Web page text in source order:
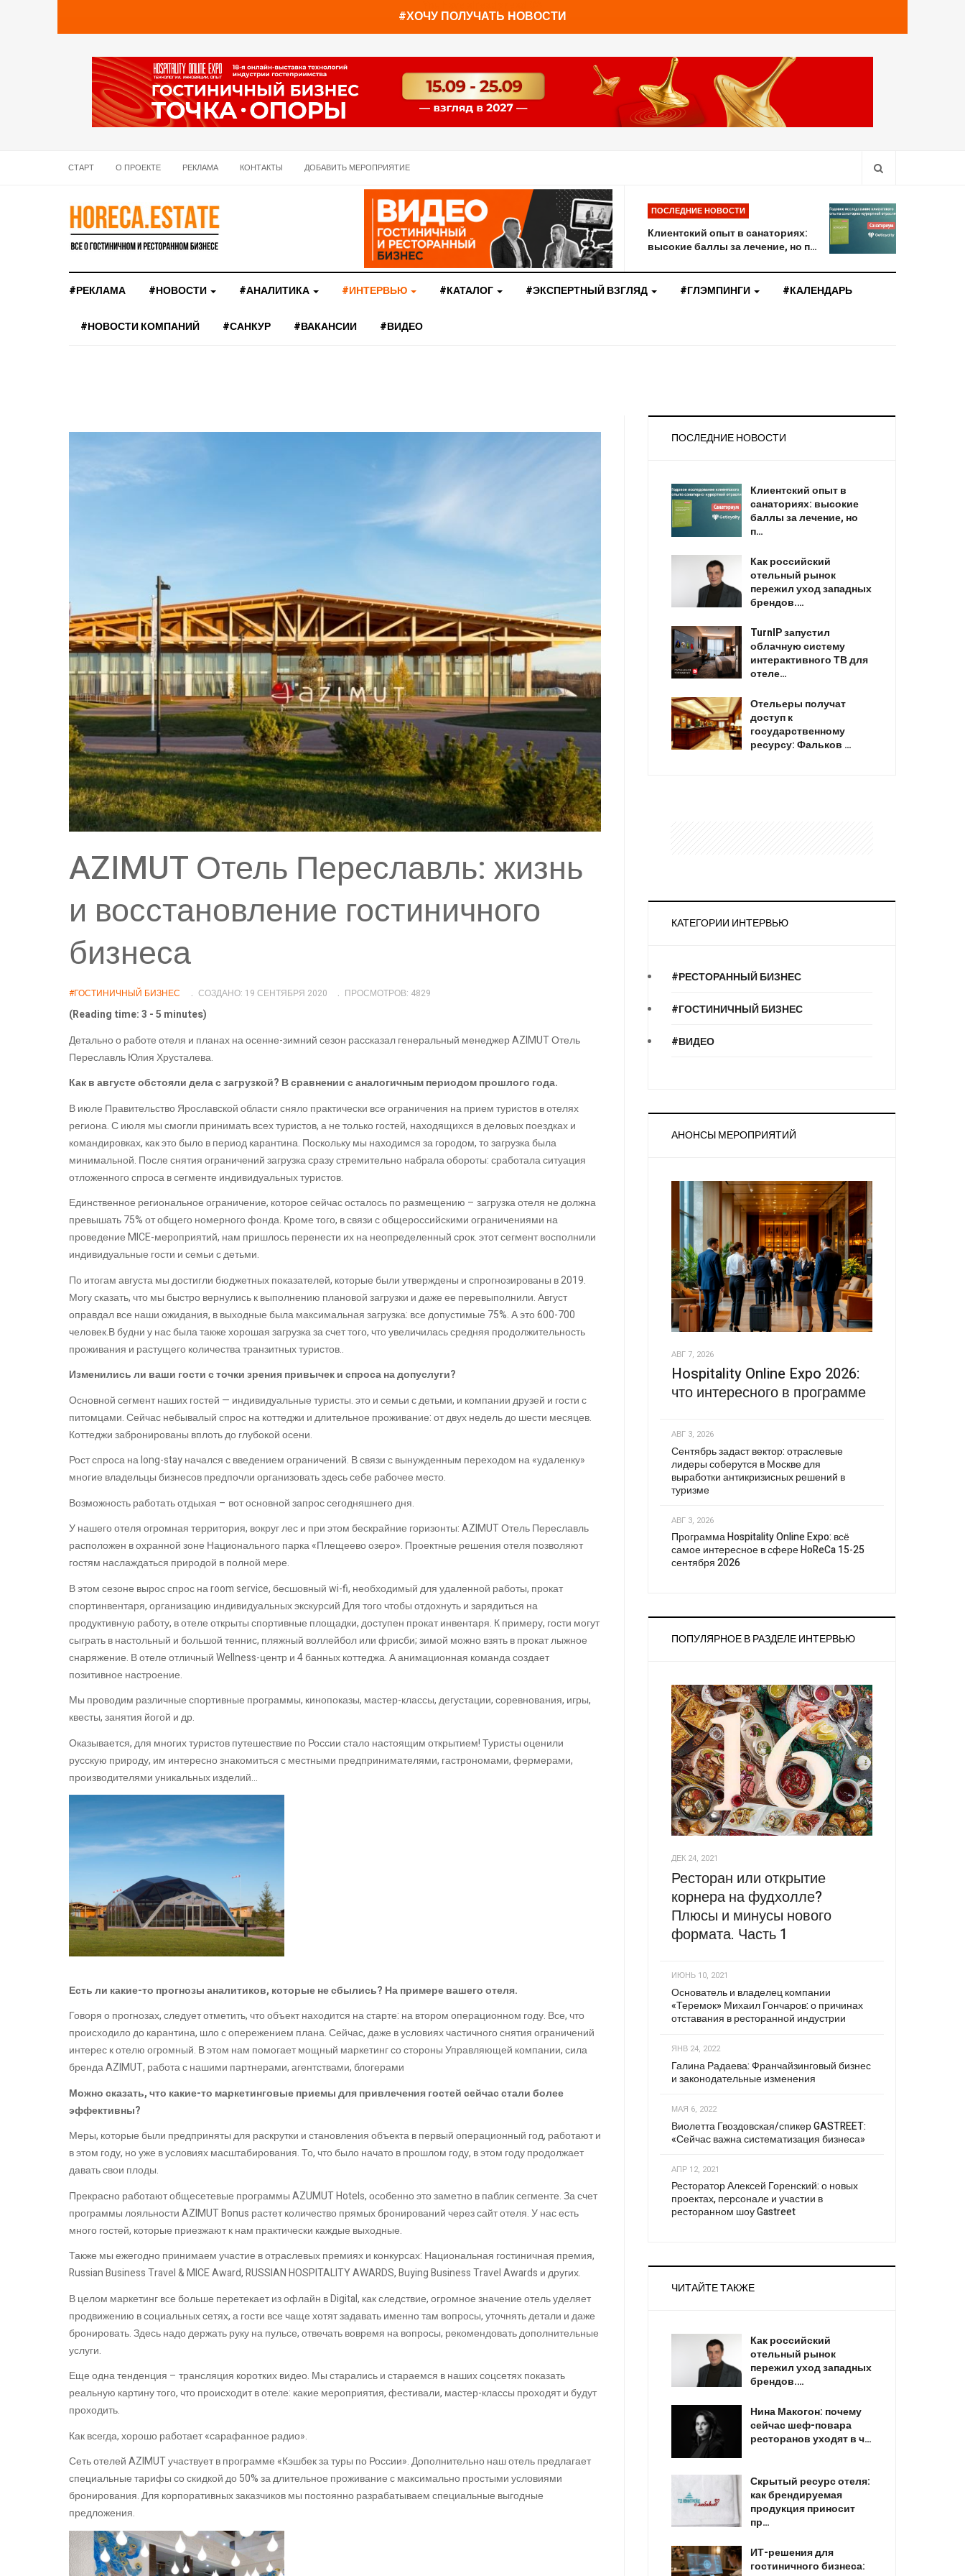
#ХОЧУ ПОЛУЧАТЬ НОВОСТИ
СТАРТ О ПРОЕКТЕ РЕКЛАМА КОНТАКТЫ ДОБАВИТЬ МЕРОПРИЯТИЕ
ПОСЛЕДНИЕ НОВОСТИ
Клиентский опыт в санаториях:
высокие баллы за лечение, но п…
#РЕКЛАМА #НОВОСТИ #АНАЛИТИКА #ИНТЕРВЬЮ #КАТАЛОГ #ЭКСПЕРТНЫЙ ВЗГЛЯД #ГЛЭМПИНГИ #КАЛЕНДАРЬ
#НОВОСТИ КОМПАНИЙ #САНКУР #ВАКАНСИИ #ВИДЕО
AZIMUT Отель Переславль: жизнь
и восстановление гостиничного
бизнеса
#ГОСТИНИЧНЫЙ БИЗНЕС СОЗДАНО: 19 СЕНТЯБРЯ 2020 ПРОСМОТРОВ: 4829
(Reading time: 3 - 5 minutes)
Детально о работе отеля и планах на осенне-зимний сезон рассказал генеральный менеджер AZIMUT Отель
Переславль Юлия Хрусталева.
Как в августе обстояли дела с загрузкой? В сравнении с аналогичным периодом прошлого года.
В июле Правительство Ярославской области сняло практически все ограничения на прием туристов в отелях
региона. С июля мы смогли принимать всех туристов, а не только гостей, находящихся в деловых поездках и
командировках, как это было в период карантина. Поскольку мы находимся за городом, то загрузка была
минимальной. После снятия ограничений загрузка сразу стремительно набрала обороты: сработала ситуация
отложенного спроса в сегменте индивидуальных туристов.
Единственное региональное ограничение, которое сейчас осталось по размещению – загрузка отеля не должна
превышать 75% от общего номерного фонда. Кроме того, в связи с общероссийскими ограничениями на
проведение MICE-мероприятий, нам пришлось перенести их на неопределенный срок. этот сегмент восполнили
индивидуальные гости и семьи с детьми.
По итогам августа мы достигли бюджетных показателей, которые были утверждены и спрогнозированы в 2019.
Могу сказать, что мы быстро вернулись к выполнению плановой загрузки и даже ее перевыполнили. Август
оправдал все наши ожидания, в выходные была максимальная загрузка: все допустимые 75%. А это 600-700
человек.В будни у нас была также хорошая загрузка за счет того, что увеличилась средняя продолжительность
проживания и растущего количества транзитных туристов..
Изменились ли ваши гости с точки зрения привычек и спроса на допуслуги?
Основной сегмент наших гостей — индивидуальные туристы. это и семьи с детьми, и компании друзей и гости с
питомцами. Сейчас небывалый спрос на коттеджи и длительное проживание: от двух недель до шести месяцев.
Коттеджи забронированы вплоть до глубокой осени.
Рост спроса на long-stay начался с введением ограничений. В связи с вынужденным переходом на «удаленку»
многие владельцы бизнесов предпочли организовать здесь себе рабочее место.
Возможность работать отдыхая – вот основной запрос сегодняшнего дня.
У нашего отеля огромная территория, вокруг лес и при этом бескрайние горизонты: AZIMUT Отель Переславль
расположен в охранной зоне Национального парка «Плещеево озеро». Проектные решения отеля позволяют
гостям наслаждаться природой в полной мере.
В этом сезоне вырос спрос на room service, бесшовный wi-fi, необходимый для удаленной работы, прокат
спортинвентаря, организацию индивидуальных экскурсий Для того чтобы отдохнуть и зарядиться на
продуктивную работу, в отеле открыты спортивные площадки, доступен прокат инвентаря. К примеру, гости могут
сыграть в настольный и большой теннис, пляжный воллейбол или фрисби; зимой можно взять в прокат лыжное
снаряжение. В отеле отличный Wellness-центр и 4 банных коттеджа. А анимационная команда создает
позитивное настроение.
Мы проводим различные спортивные программы, кинопоказы, мастер-классы, дегустации, соревнования, игры,
квесты, занятия йогой и др.
Оказывается, для многих туристов путешествие по России стало настоящим открытием! Туристы оценили
русскую природу, им интересно знакомиться с местными предпринимателями, гастрономами, фермерами,
производителями уникальных изделий…
Есть ли какие-то прогнозы аналитиков, которые не сбылись? На примере вашего отеля.
Говоря о прогнозах, следует отметить, что объект находится на старте: на втором операционном году. Все, что
происходило до карантина, шло с опережением плана. Сейчас, даже в условиях частичного снятия ограничений
интерес к отелю огромный. В этом нам помогает мощный маркетинг со стороны Управляющей компании, сила
бренда AZIMUT, работа с нашими партнерами, агентствами, блогерами
Можно сказать, что какие-то маркетинговые приемы для привлечения гостей сейчас стали более
эффективны?
Меры, которые были предприняты для раскрутки и становления объекта в первый операционный год, работают и
в этом году, но уже в условиях масштабирования. То, что было начато в прошлом году, в этом году продолжает
давать свои плоды.
Прекрасно работают общесетевые программы AZUMUT Hotels, особенно это заметно в паблик сегменте. За счет
программы лояльности AZIMUT Bonus растет количество прямых бронирований через сайт отеля. У нас есть
много гостей, которые приезжают к нам практически каждые выходные.
Также мы ежегодно принимаем участие в отраслевых премиях и конкурсах: Национальная гостиничная премия,
Russian Business Travel & MICE Award, RUSSIAN HOSPITALITY AWARDS, Buying Business Travel Awards и других.
В целом маркетинг все больше перетекает из офлайн в Digital, как следствие, огромное значение отель уделяет
продвижению в социальных сетях, а гости все чаще хотят задавать именно там вопросы, уточнять детали и даже
бронировать. Здесь надо держать руку на пульсе, отвечать вовремя на вопросы, рекомендовать дополнительные
услуги.
Еще одна тенденция – трансляция коротких видео. Мы старались и стараемся в наших соцсетях показать
реальную картину того, что происходит в отеле: какие мероприятия, фестивали, мастер-классы проходят и будут
проходить.
Как всегда, хорошо работает «сарафанное радио».
Сеть отелей AZIMUT участвует в программе «Кэшбек за туры по России». Дополнительно наш отель предлагает
специальные тарифы со скидкой до 50% за длительное проживание с максимально простыми условиями
бронирования. Для корпоративных заказчиков мы постоянно разрабатываем специальные выгодные
предложения.
ПОСЛЕДНИЕ НОВОСТИ
Клиентский опыт в
санаториях: высокие
баллы за лечение, но
п…
Как российский
отельный рынок
пережил уход западных
брендов.…
TurnIP запустил
облачную систему
интерактивного ТВ для
отеле…
Отельеры получат
доступ к
государственному
ресурсу: Фальков …
КАТЕГОРИИ ИНТЕРВЬЮ
#РЕСТОРАННЫЙ БИЗНЕС
#ГОСТИНИЧНЫЙ БИЗНЕС
#ВИДЕО
АНОНСЫ МЕРОПРИЯТИЙ
АВГ 7, 2026
Hospitality Online Expo 2026:
что интересного в программе
АВГ 3, 2026
Сентябрь задаст вектор: отраслевые
лидеры соберутся в Москве для
выработки антикризисных решений в
туризме
АВГ 3, 2026
Программа Hospitality Online Expo: всё
самое интересное в сфере HoReCa 15-25
сентября 2026
ПОПУЛЯРНОЕ В РАЗДЕЛЕ ИНТЕРВЬЮ
ДЕК 24, 2021
Ресторан или открытие
корнера на фудхолле?
Плюсы и минусы нового
формата. Часть 1
ИЮНЬ 10, 2021
Основатель и владелец компании
«Теремок» Михаил Гончаров: о причинах
отставания в ресторанной индустрии
ЯНВ 24, 2022
Галина Радаева: Франчайзинговый бизнес
и законодательные изменения
МАЯ 6, 2022
Виолетта Гвоздовская/спикер GASTREET:
«Сейчас важна систематизация бизнеса»
АПР 12, 2021
Ресторатор Алексей Горенский: о новых
проектах, персонале и участии в
ресторанном шоу Gastreet
ЧИТАЙТЕ ТАКЖЕ
Как российский
отельный рынок
пережил уход западных
брендов.…
Нина Макогон: почему
сейчас шеф-повара
ресторанов уходят в ч…
Скрытый ресурс отеля:
как брендируемая
продукция приносит
пр…
ИТ-решения для
гостиничного бизнеса: